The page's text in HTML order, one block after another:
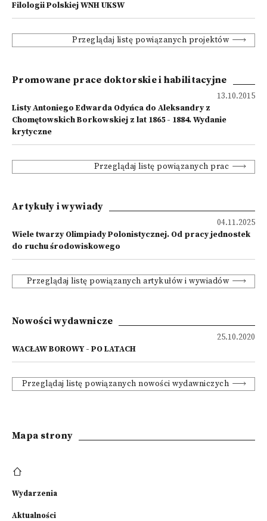
Filologii Polskiej WNH UKSW
Przeglądaj listę powiązanych projektów
Promowane prace doktorskie i habilitacyjne
13.10.2015
Listy Antoniego Edwarda Odyńca do Aleksandry z
Chomętowskich Borkowskiej z lat 1865 - 1884. Wydanie
krytyczne
Przeglądaj listę powiązanych prac
Artykuły i wywiady
04.11.2025
Wiele twarzy Olimpiady Polonistycznej. Od pracy jednostek
do ruchu środowiskowego
Przeglądaj listę powiązanych artykułów i wywiadów
Nowości wydawnicze
25.10.2020
WACŁAW BOROWY - PO LATACH
Przeglądaj listę powiązanych nowości wydawniczych
Mapa strony
Wydarzenia
Aktualności